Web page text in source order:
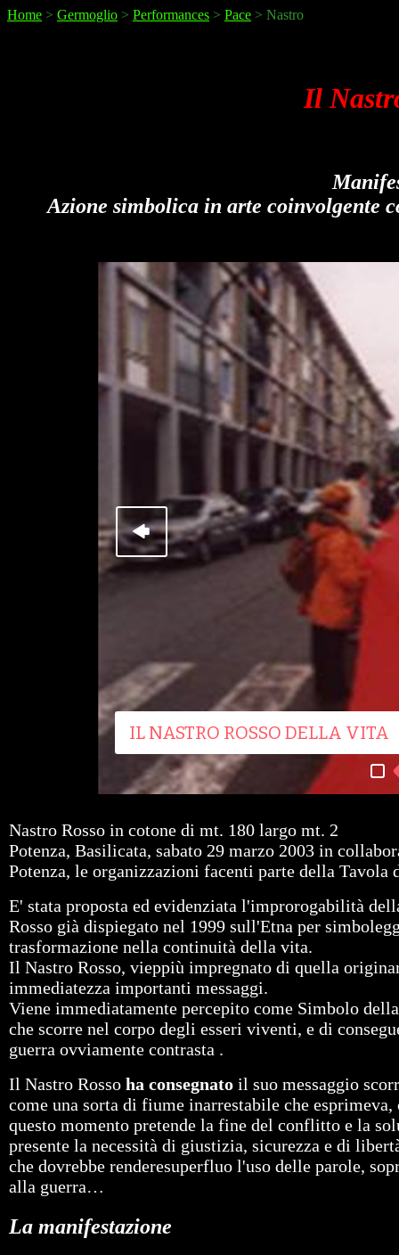
Home > Germoglio > Performances > Pace > Nastro
Il
Azione simbolica in arte coinvolgente
Nastro Rosso in cotone di mt. 180 largo mt. 2
Potenza, Basilicata, sabato 29 marzo 2003 in
Potenza, le organizzazioni facenti parte della
E' stata proposta ed evidenziata l'improrogabilità
Rosso già dispiegato nel 1999 sull'Etna per
trasformazione nella continuità della vita.
Il Nastro Rosso, vieppiù impregnato di quella
immediatezza importanti messaggi.
Viene immediatamente percepito come Simbolo
che scorre nel corpo degli esseri viventi, e di
guerra ovviamente contrasta .
Il Nastro Rosso ha consegnato il suo messaggio
come una sorta di fiume inarrestabile che
questo momento pretende la fine del conflitto e la
presente la necessità di giustizia, sicurezza e di
che dovrebbe renderesuperfluo l'uso delle parole,
alla guerra…
La manifestazione